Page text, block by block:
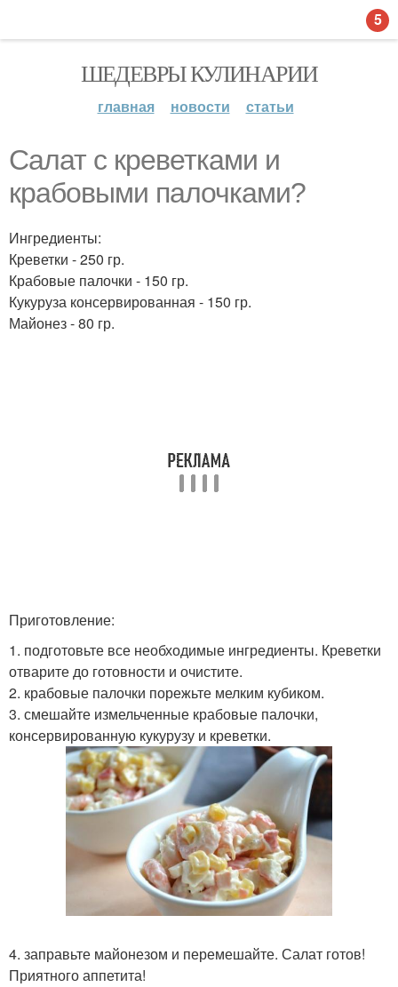
ШЕДЕВРЫ КУЛИНАРИИ
главная новости статьи
Салат с креветками и
крабовыми палочками?
Ингредиенты:
Креветки - 250 гр.
Крабовые палочки - 150 гр.
Кукуруза консервированная - 150 гр.
Майонез - 80 гр.
Приготовление:
1. подготовьте все необходимые ингредиенты. Креветки
отварите до готовности и очистите.
2. крабовые палочки порежьте мелким кубиком.
3. смешайте измельченные крабовые палочки,
консервированную кукурузу и креветки.
4. заправьте майонезом и перемешайте. Салат готов!
Приятного аппетита!
5